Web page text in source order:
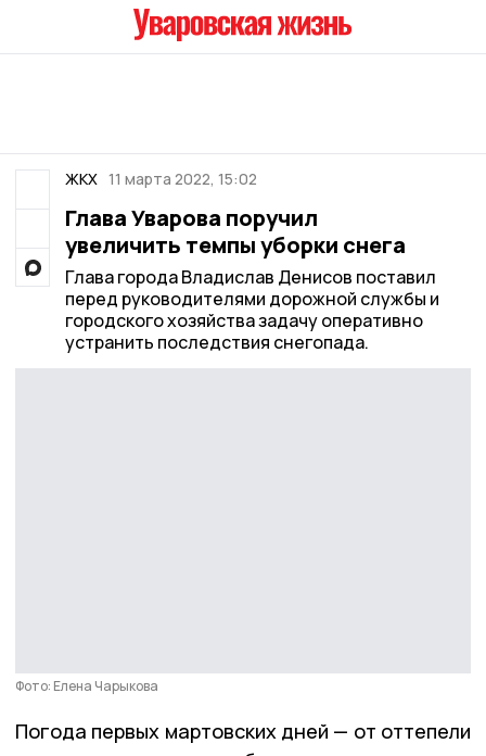
ЖКХ 11 марта 2022, 15:02
Глава Уварова поручил
увеличить темпы уборки снега
Глава города Владислав Денисов поставил
перед руководителями дорожной службы и
городского хозяйства задачу оперативно
устранить последствия снегопада.
Фото: Елена Чарыкова
Погода первых мартовских дней — от оттепели